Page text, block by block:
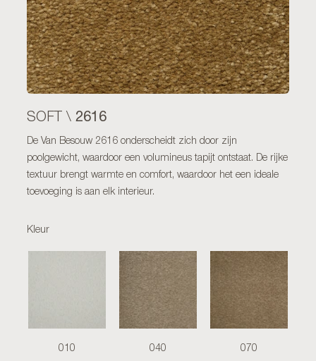
SOFT \ 2616
De Van Besouw 2616 onderscheidt zich door zijn
poolgewicht, waardoor een volumineus tapijt ontstaat. De rijke
textuur brengt warmte en comfort, waardoor het een ideale
toevoeging is aan elk interieur.
Kleur
010 040 070